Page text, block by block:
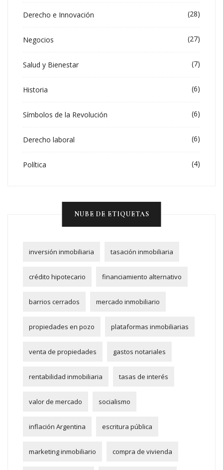
Derecho e Innovación (28)
Negocios (27)
Salud y Bienestar (7)
Historia (6)
Símbolos de la Revolución (6)
Derecho laboral (6)
Política (4)
NUBE DE ETIQUETAS
inversión inmobiliaria tasación inmobiliaria
crédito hipotecario financiamiento alternativo
barrios cerrados mercado inmobiliario
propiedades en pozo plataformas inmobiliarias
venta de propiedades gastos notariales
rentabilidad inmobiliaria tasas de interés
valor de mercado socialismo
inflación Argentina escritura pública
marketing inmobiliario compra de vivienda